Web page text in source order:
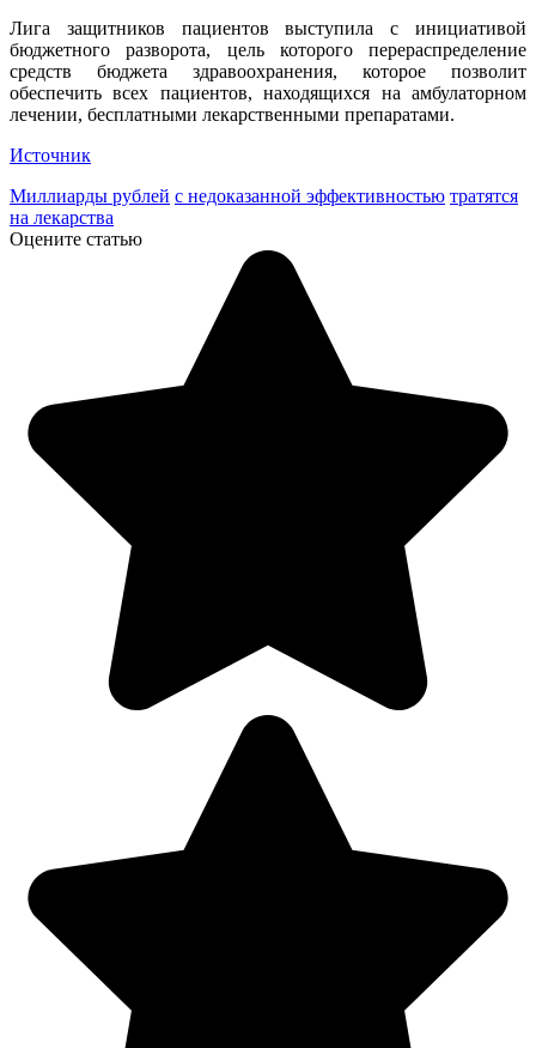
Лига защитников пациентов выступила с инициативой
бюджетного разворота, цель которого перераспределение
средств бюджета здравоохранения, которое позволит
обеспечить всех пациентов, находящихся на амбулаторном
лечении, бесплатными лекарственными препаратами.
Источник
Миллиарды рублей с недоказанной эффективностью тратятся
на лекарства
Оцените статью